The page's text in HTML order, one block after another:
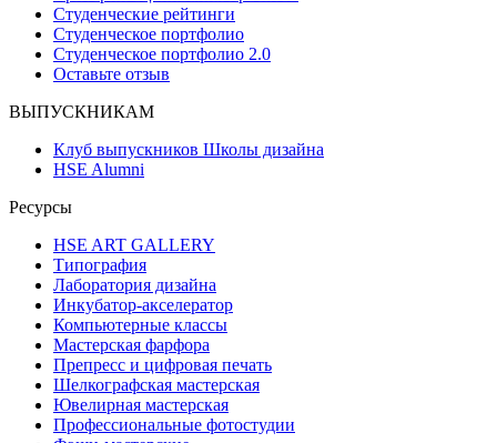
Студенческие рейтинги
Студенческое портфолио
Студенческое портфолио 2.0
Оставьте отзыв
ВЫПУСКНИКАМ
Клуб выпускников Школы дизайна
HSE Alumni
Ресурсы
HSE ART GALLERY
Типография
Лаборатория дизайна
Инкубатор-акселератор
Компьютерные классы
Мастерская фарфора
Препресс и цифровая печать
Шелкографская мастерская
Ювелирная мастерская
Профессиональные фотостудии